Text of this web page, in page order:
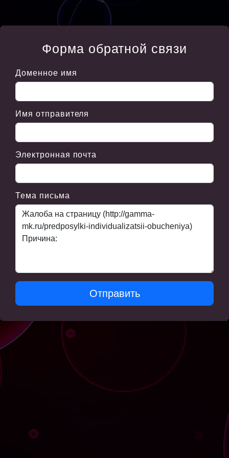
Форма обратной связи
Доменное имя
Имя отправителя
Электронная почта
Тема письма
Отправить